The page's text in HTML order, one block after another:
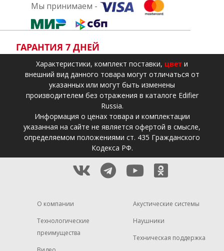
Мы принимаем -
ГАРАНТИЯ 7 ДНЕЙ
Xарактеристики, комплект поставки, цвет и
внешний вид данного товара могут отличаться от
указанных или могут быть изменены
производителем без отражения в каталоге Edifier
Russia.
Информация о ценах товара и комплектации
указанная на сайте не является офертой в смысле,
определяемом положениями ст. 435 Гражданского
Кодекса РФ.
О компании
Технологические
преимущества
Акустические системы
Наушники
Техническая поддержка